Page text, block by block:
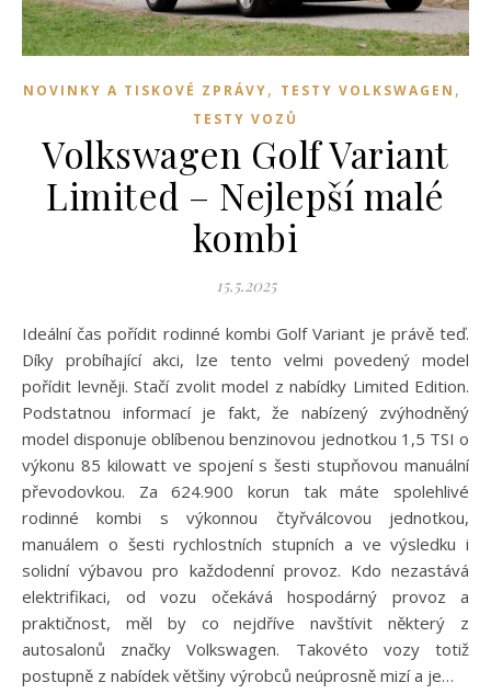
NOVINKY A TISKOVÉ ZPRÁVY, TESTY VOLKSWAGEN ,
TESTY VOZŮ
Volkswagen Golf Variant
Limited – Nejlepší malé
kombi
15.5.2025
Ideální čas pořídit rodinné kombi Golf Variant je právě teď.
Díky probíhající akci, lze tento velmi povedený model
pořídit levněji. Stačí zvolit model z nabídky Limited Edition.
Podstatnou informací je fakt, že nabízený zvýhodněný
model disponuje oblíbenou benzinovou jednotkou 1,5 TSI o
výkonu 85 kilowatt ve spojení s šesti stupňovou manuální
převodovkou. Za 624.900 korun tak máte spolehlivé
rodinné kombi s výkonnou čtyřválcovou jednotkou,
manuálem o šesti rychlostních stupních a ve výsledku i
solidní výbavou pro každodenní provoz. Kdo nezastává
elektrifikaci, od vozu očekává hospodárný provoz a
praktičnost, měl by co nejdříve navštívit některý z
autosalonů značky Volkswagen. Takovéto vozy totiž
postupně z nabídek většiny výrobců neúprosně mizí a je…